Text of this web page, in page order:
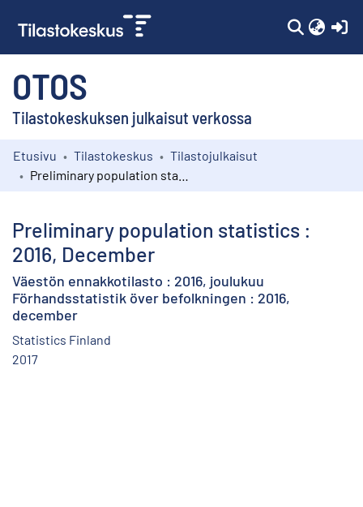
OTOS
Tilastokeskuksen julkaisut verkossa
Kokoelmat
Etusivu Tilastokeskus
Tilastojulkaisut
Preliminary population statistics :
2016, December
Väestön ennakkotilasto : 2016, joulukuu
Förhandsstatistik över befolkningen : 2016,
december
Statistics Finland
2017